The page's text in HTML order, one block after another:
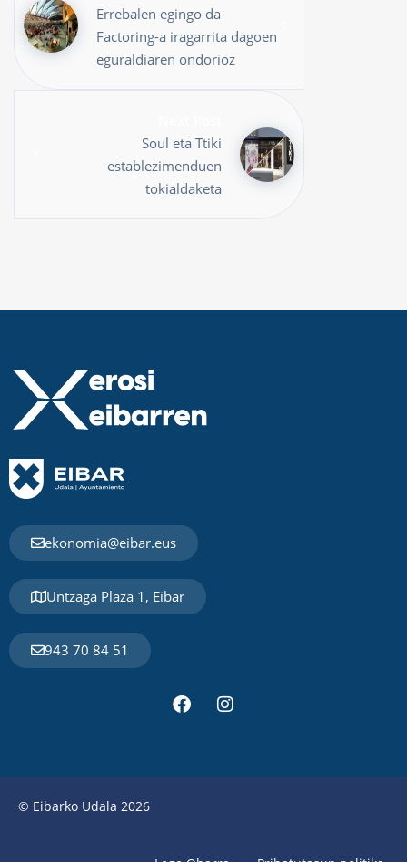
Errebalen egingo da
Factoring-a iragarrita dagoen
eguraldiaren ondorioz
Soul eta Ttiki
establezimenduen
tokialdaketa
ekonomia@eibar.eus
Untzaga Plaza 1, Eibar
943 70 84 51
© Eibarko Udala 2026